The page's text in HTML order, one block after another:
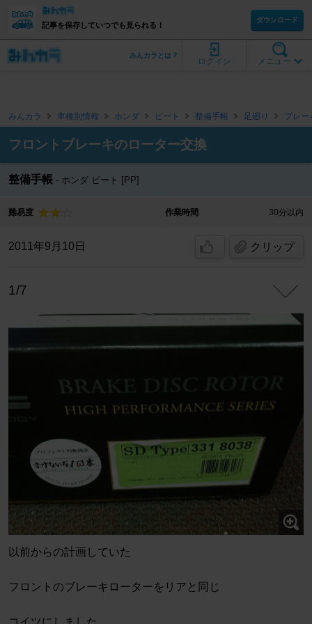
記事を保存していつでも見られる！
ダウンロード
メニュー
ログイン
みんカラとは？
みんカラ 車種別情報 ホンダ ビート 整備手帳 足廻り ブレー
フロントブレーキのローター交換
整備手帳 ホンダ ビート [PP]
難易度 作業時間 30分以内
2011年9月10日 クリップ
1/7
以前からの計画していた
フロントのブレーキローターをリアと同じ